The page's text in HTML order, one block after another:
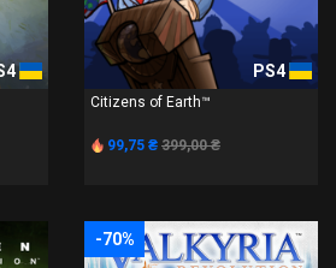
PS4
Citizens of Earth™
99,75 ₴ 399,00 ₴
-70%